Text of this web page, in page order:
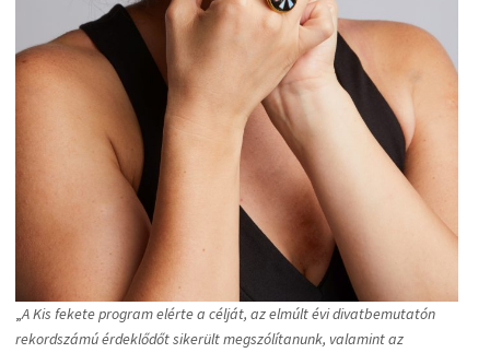
„A Kis fekete program elérte a célját, az elmúlt évi divatbemutatón
rekordszámú érdeklődőt sikerült megszólítanunk, valamint az